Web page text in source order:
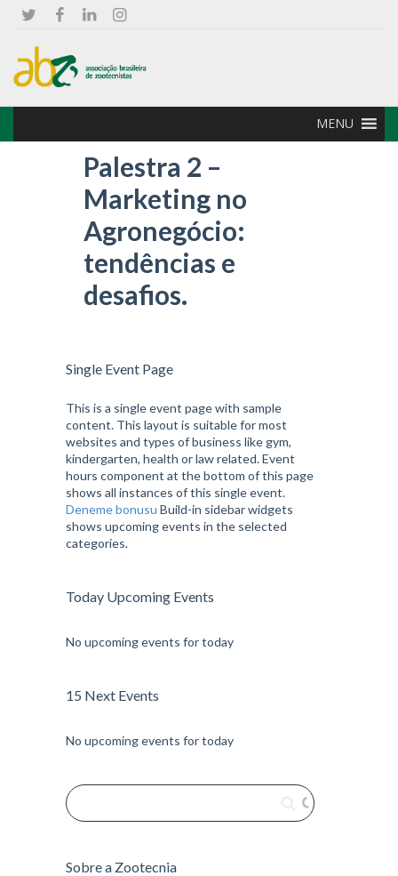
MENU
Palestra 2 –
Marketing no
Agronegócio:
tendências e
desafios.
Single Event Page
This is a single event page with sample
content. This layout is suitable for most
websites and types of business like gym,
kindergarten, health or law related. Event
hours component at the bottom of this page
shows all instances of this single event.
Deneme bonusu Build-in sidebar widgets
shows upcoming events in the selected
categories.
Today Upcoming Events
No upcoming events for today
15 Next Events
No upcoming events for today
Sobre a Zootecnia